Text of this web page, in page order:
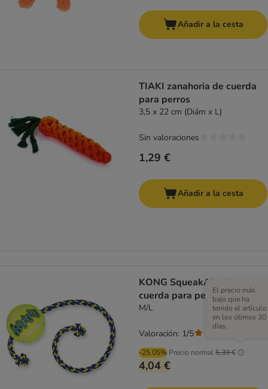
Añadir a la cesta
TIAKI zanahoria de cuerda
para perros
3,5 x 22 cm (Diám x L)
1,29 €
Sin valoraciones
Añadir a la cesta
KONG SqueakAir pelota con
cuerda para perros
M/L
-25.05% Precio normal5,39 €
El precio más
bajo que ha
tenido el artículo
en los útimos 30
días.
4,04 €
Valoración: 1/5